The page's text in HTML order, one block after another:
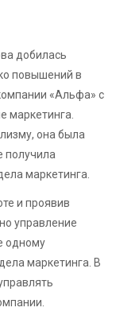
добилась
повышений в
«Альфа» с
маркетинга.
она была
получила
маркетинга.
и проявив
управление
одному
маркетинга. В